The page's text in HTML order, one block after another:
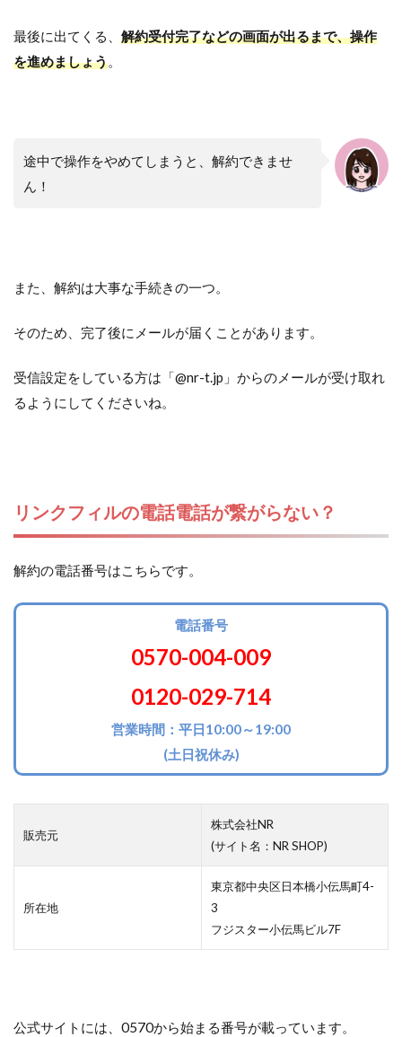
最後に出てくる、 解約受付完了などの画面が出るまで、操作
を進めましょう。
途中で操作をやめてしまうと、解約できませ
ん！
また、解約は大事な手続きの一つ。
そのため、完了後にメールが届くことがあります。
受信設定をしている方は「@nr-t.jp」からのメールが受け取れ
るようにしてくださいね。
リンクフィルの電話電話が繋がらない？
解約の電話番号はこちらです。
電話番号
0570-004-009
0120-029-714
営業時間：平日10:00～19:00
(土日祝休み)
販売元
株式会社NR
(サイト名：NR SHOP)
所在地
東京都中央区日本橋小伝馬町4-
3
フジスター小伝馬ビル7F
公式サイトには、0570から始まる番号が載っています。